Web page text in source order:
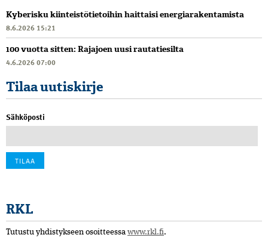
Kyberisku kiinteistötietoihin haittaisi energiarakentamista
8.6.2026 15:21
100 vuotta sitten: Rajajoen uusi rautatiesilta
4.6.2026 07:00
Tilaa uutiskirje
Sähköposti
RKL
Tutustu yhdistykseen osoitteessa www.rkl.fi.